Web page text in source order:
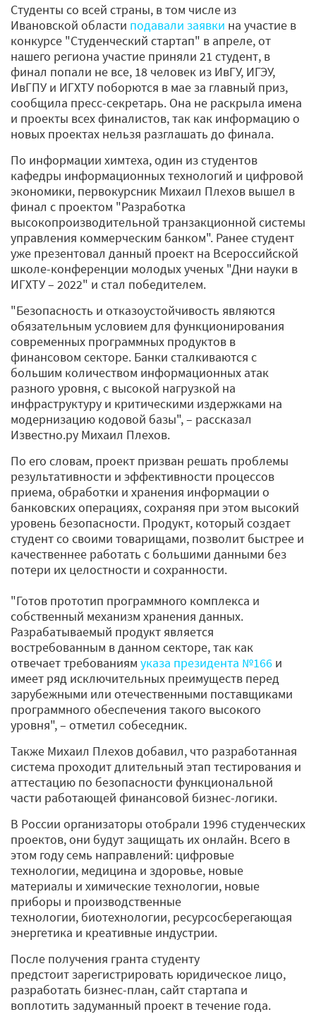
Студенты со всей страны, в том числе из
Ивановской области подавали заявки на участие в
конкурсе "Студенческий стартап" в апреле, от
нашего региона участие приняли 21 студент, в
финал попали не все, 18 человек из ИвГУ, ИГЭУ,
ИвГПУ и ИГХТУ поборются в мае за главный приз,
сообщила пресс-секретарь. Она не раскрыла имена
и проекты всех финалистов, так как информацию о
новых проектах нельзя разглашать до финала.
По информации химтеха, один из студентов
кафедры информационных технологий и цифровой
экономики, первокурсник Михаил Плехов вышел в
финал с проектом "Разработка
высокопроизводительной транзакционной системы
управления коммерческим банком". Ранее студент
уже презентовал данный проект на Всероссийской
школе-конференции молодых ученых "Дни науки в
ИГХТУ – 2022" и стал победителем.
"Безопасность и отказоустойчивость являются
обязательным условием для функционирования
современных программных продуктов в
финансовом секторе. Банки сталкиваются с
большим количеством информационных атак
разного уровня, с высокой нагрузкой на
инфраструктуру и критическими издержками на
модернизацию кодовой базы", – рассказал
Известно.ру Михаил Плехов.
По его словам, проект призван решать проблемы
результативности и эффективности процессов
приема, обработки и хранения информации о
банковских операциях, сохраняя при этом высокий
уровень безопасности. Продукт, который создает
студент со своими товарищами, позволит быстрее и
качественнее работать с большими данными без
потери их целостности и сохранности.
"Готов прототип программного комплекса и
собственный механизм хранения данных.
Разрабатываемый продукт является
востребованным в данном секторе, так как
отвечает требованиям указа президента №166 и
имеет ряд исключительных преимуществ перед
зарубежными или отечественными поставщиками
программного обеспечения такого высокого
уровня", – отметил собеседник.
Также Михаил Плехов добавил, что разработанная
система проходит длительный этап тестирования и
аттестацию по безопасности функциональной
части работающей финансовой бизнес-логики.
В России организаторы отобрали 1996 студенческих
проектов, они будут защищать их онлайн. Всего в
этом году семь направлений: цифровые
технологии, медицина и здоровье, новые
материалы и химические технологии, новые
приборы и производственные
технологии, биотехнологии, ресурсосберегающая
энергетика и креативные индустрии.
После получения гранта студенту
предстоит зарегистрировать юридическое лицо,
разработать бизнес-план, сайт стартапа и
воплотить задуманный проект в течение года.